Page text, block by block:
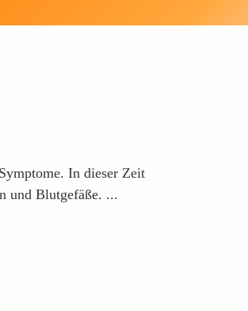
In dieser Zeit
und Blutgefäße. ...